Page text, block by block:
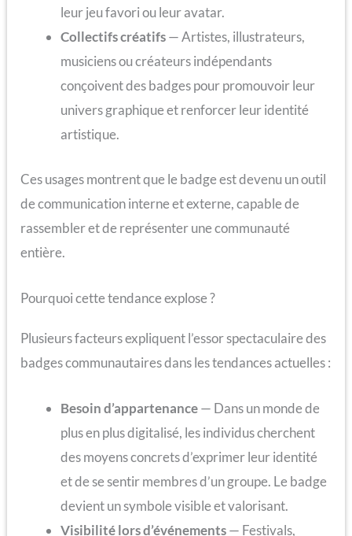
leur jeu favori ou leur avatar.
Collectifs créatifs— Artistes, illustrateurs,
musiciens ou créateurs indépendants
conçoivent des badges pour promouvoir leur
univers graphique et renforcer leur identité
artistique.
Ces usages montrent que le badge est devenu un outil
de communication interne et externe, capable de
rassembler et de représenter une communauté
entière.
Pourquoi cette tendance explose ?
Plusieurs facteurs expliquent l’essor spectaculaire des
badges communautaires dans les tendances actuelles :
Besoin d’appartenance— Dans un monde de
plus en plus digitalisé, les individus cherchent
des moyens concrets d’exprimer leur identité
et de se sentir membres d’un groupe. Le badge
devient un symbole visible et valorisant.
Visibilité lors d’événements— Festivals,